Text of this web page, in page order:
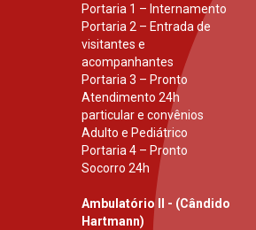
Portaria 1 – Internamento
Portaria 2 – Entrada de
visitantes e
acompanhantes
Portaria 3 – Pronto
Atendimento 24h
particular e convênios
Adulto e Pediátrico
Portaria 4 – Pronto
Socorro 24h
Ambulatório II - (Cândido
Hartmann)